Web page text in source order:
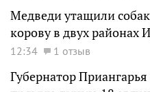
Медведи утащили
корову в двух районах
12:34 1 отзыв
Губернатор